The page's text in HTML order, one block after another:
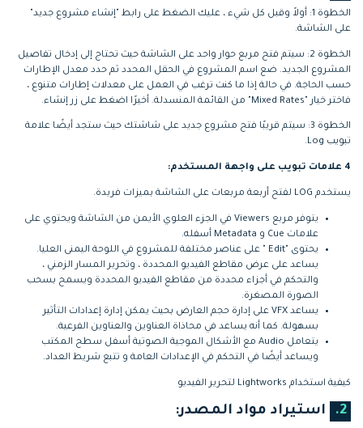
الخطوة 1: أولاً وقبل كل شيء ، عليك الضغط على رابط "إنشاء مشروع جديد"
على الشاشة.
الخطوة 2: سيتم فتح مربع حوار واحد على الشاشة حيث تحتاج إلى إدخال تفاصيل
المشروع الجديد. ضع اسم المشروع في الحقل المحدد ثم حدد معدل الإطارات
حسب الحاجة. في حالة إذا ما كنت ترغب في العمل على معدلات إطارات متنوع ،
فاختر خيار "Mixed Rates" من القائمة المنسدلة. أخيرًا اضغط على زر إنشاء.
الخطوة 3: سيتم قريبًا فتح مشروع جديد على شاشتك حيث ستجد أيضًا علامة
تبويب Log.
4 علامات تبويب على واجهة المستخدم:
يستخدم LOG لفتح أربعة مربعات على الشاشة بميزات فريدة.
يتوفر مربع Viewers في الجزء العلوي الأيمن من الشاشة ويحتوي على
علامات Cue و Metadata أسفله.
يحتوى "Edit " على عناصر مختلفة للمشروع في اللوحة اليمنى العليا.
يساعد على عرض مقاطع الفيديو المحددة ، وتحرير المسار الزمني ،
والتحكم في أجزاء محددة من مقاطع الفيديو المحددة ويسمح بسحب
الصورة المصغرة.
يساعد VFX على إدارة حجم العارض بحيث يمكن إدارة إعدادات التأثير
بسهولة. كما أنه يساعد في محاذاة العناوين والعناوين الفرعية.
يتعامل Audio مع الأشكال الموجية الصوتية أسفل سطح المكتب
ويساعد أيضًا في التحكم في الإعدادات العامة و تتبع شريط العداد.
كيفية استخدام Lightworks لتحرير الفيديو
2. استيراد مواد المصدر: